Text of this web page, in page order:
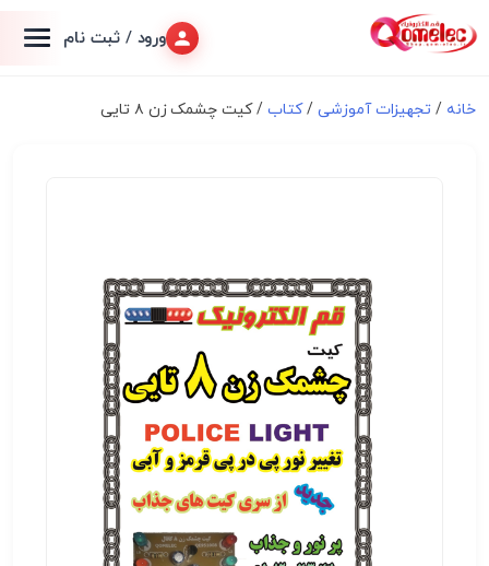
ورود / ثبت نام
خانه /تجهیزات آموزشی /کتاب / کیت چشمک زن ۸ تایی